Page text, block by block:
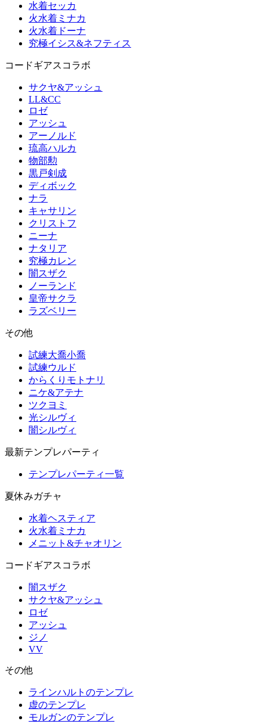
水着セッカ
火水着ミナカ
火水着ドーナ
究極イシス&ネフティス
コードギアスコラボ
サクヤ&アッシュ
LL&CC
ロゼ
アッシュ
アーノルド
琉高ハルカ
物部勲
黒戸剣成
ディボック
ナラ
キャサリン
クリストフ
ニーナ
ナタリア
究極カレン
闇スザク
ノーランド
皇帝サクラ
ラズベリー
その他
試練大喬小喬
試練ウルド
からくりモトナリ
ニケ&アテナ
ツクヨミ
光シルヴィ
闇シルヴィ
最新テンプレパーティ
テンプレパーティ一覧
夏休みガチャ
水着ヘスティア
火水着ミナカ
メニット&チャオリン
コードギアスコラボ
闇スザク
サクヤ&アッシュ
ロゼ
アッシュ
ジノ
VV
その他
ラインハルトのテンプレ
虚のテンプレ
モルガンのテンプレ